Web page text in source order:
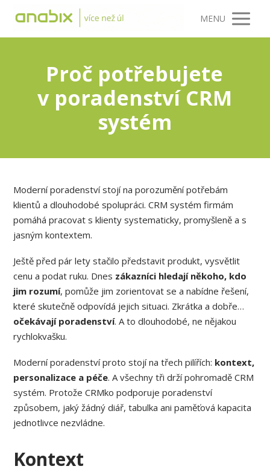
MENU
Proč potřebujete
v poradenství CRM
systém
Moderní poradenství stojí na porozumění potřebám
klientů a dlouhodobé spolupráci. CRM systém firmám
pomáhá pracovat s klienty systematicky, promyšleně a s
jasným kontextem.
Ještě před pár lety stačilo představit produkt, vysvětlit
cenu a podat ruku. Dnes zákazníci hledají někoho, kdo
jim rozumí, pomůže jim zorientovat se a nabídne řešení,
které skutečně odpovídá jejich situaci. Zkrátka a dobře…
očekávají poradenství. A to dlouhodobé, ne nějakou
rychlokvašku.
Moderní poradenství proto stojí na třech pilířích: kontext,
personalizace a péče. A všechny tři drží pohromadě CRM
systém. Protože CRMko podporuje poradenství
způsobem, jaký žádný diář, tabulka ani paměťová kapacita
jednotlivce nezvládne.
Kontext